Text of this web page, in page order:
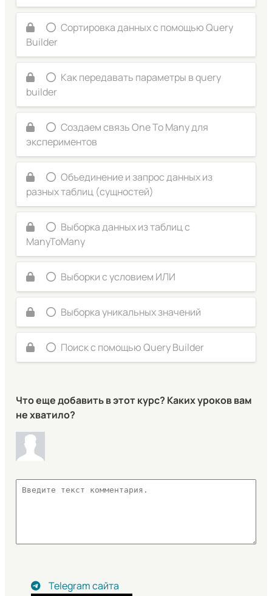
Сортировка данных с помощью Query
Builder
Как передавать параметры в query
builder
Создаем связь One To Many для
экспериментов
Объединение и запрос данных из
разных таблиц (сущностей)
Выборка данных из таблиц с
ManyToMany
Выборки с условием ИЛИ
Выборка уникальных значений
Поиск с помощью Query Builder
Что еще добавить в этот курс? Каких уроков вам
не хватило?
Telegram сайта